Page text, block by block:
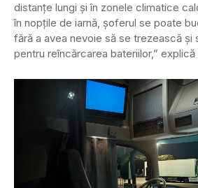
distanţe lungi şi în zonele climatice
în nopţile de iarnă, şoferul se poate
fără a avea nevoie să se trezească şi
pentru reîncărcarea bateriilor,” explică